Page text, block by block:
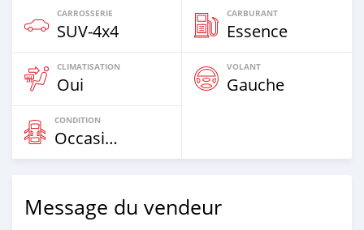
CARROSSERIE
SUV‒4x4
CARBURANT
Essence
CLIMATISATION
Oui
VOLANT
Gauche
CONDITION
Occasion
Message du vendeur